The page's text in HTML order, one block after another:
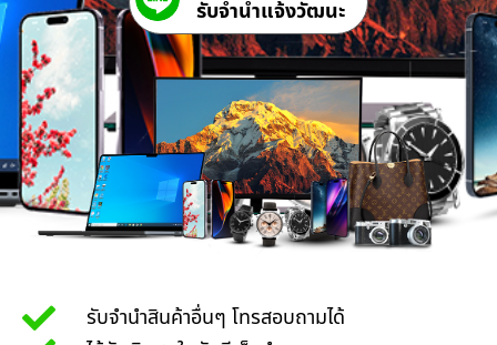
รับจํานําแจ้งวัฒนะ
รับจำนำสินค้าอื่นๆ โทรสอบถามได้